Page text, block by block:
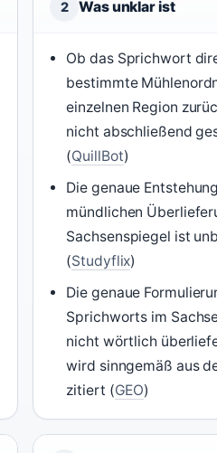
2 Was unklar ist
Ob das Sprichwort
bestimmte
einzelnen Region
nicht abschließend
(QuillBot)
Die genaue
mündlichen
Sachsenspiegel ist
(Studyflix)
Die genaue
Sprichworts im
nicht wörtlich
wird sinngemäß aus
zitiert (GEO)